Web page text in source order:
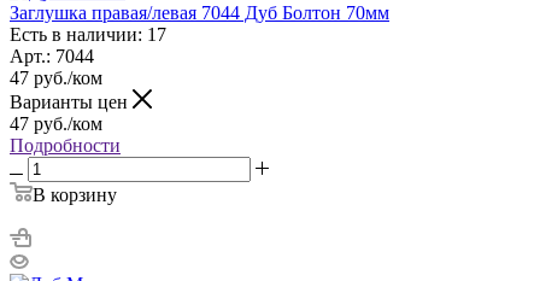
Заглушка правая/левая 7044 Дуб Болтон 70мм
Есть в наличии: 17
Арт.: 7044
47 руб./ком
Варианты цен
47 руб./ком
Подробности
В корзину